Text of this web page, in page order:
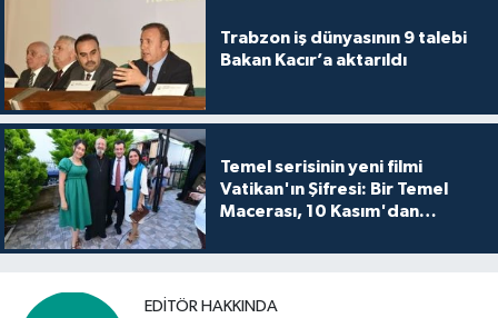
Trabzon iş dünyasının 9 talebi
Bakan Kacır’a aktarıldı
Temel serisinin yeni filmi
Vatikan'ın Şifresi: Bir Temel
Macerası, 10 Kasım'dan
buluşuyo
EDITÖR HAKKINDA